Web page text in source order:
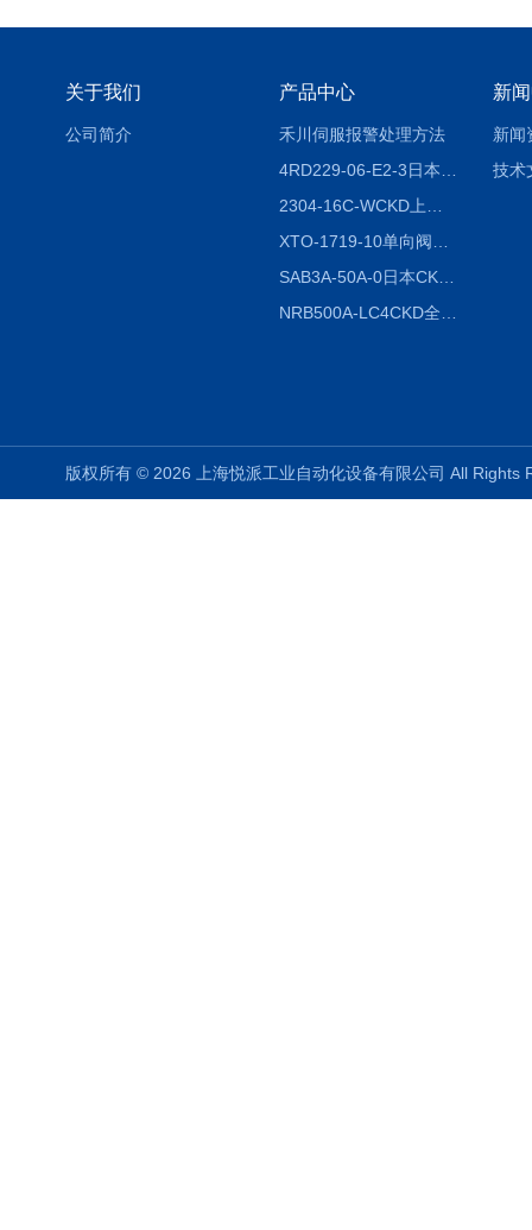
关于我们
公司简介
产品中心
禾川伺服报警处理方法
SAB3A-50A-0日本CKD全国授权代理
新
新闻
技术
版权所有 © 2026 上海悦派工业自动化设备有限公司 All